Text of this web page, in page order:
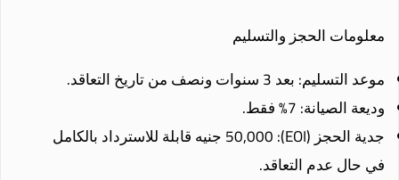
معلومات الحجز والتسليم
موعد التسليم: بعد 3 سنوات ونصف من تاريخ التعاقد.
وديعة الصيانة: 7% فقط.
جدية الحجز (EOI): 50,000 جنيه قابلة للاسترداد بالكامل
في حال عدم التعاقد.